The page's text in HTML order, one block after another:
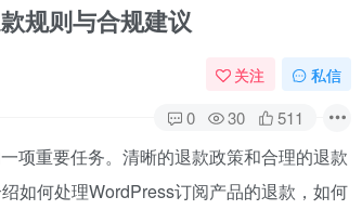
规则与合规建议
关注 私信
0 30 511
项重要任务。清晰的退款政策和合理的退款
如何处理WordPress订阅产品的退款，如何